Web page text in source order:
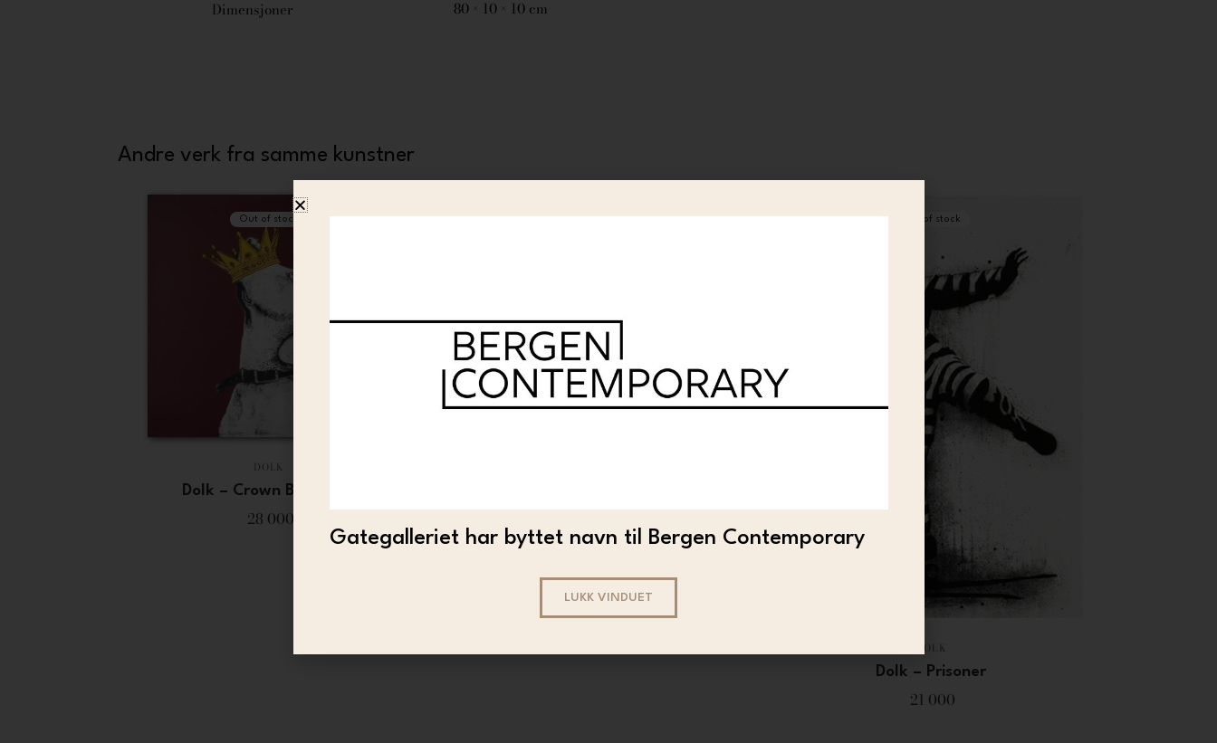
Dimensjoner 80 × 10 × 10 cm
Andre verk fra samme kunstner
Out of stock
DOLK
Dolk – Crown Burgundy
28 000
Out of stock
DOLK
Dolk – Prisoner
21 000
Gategalleriet har byttet navn til Bergen Contemporary
LUKK VINDUET